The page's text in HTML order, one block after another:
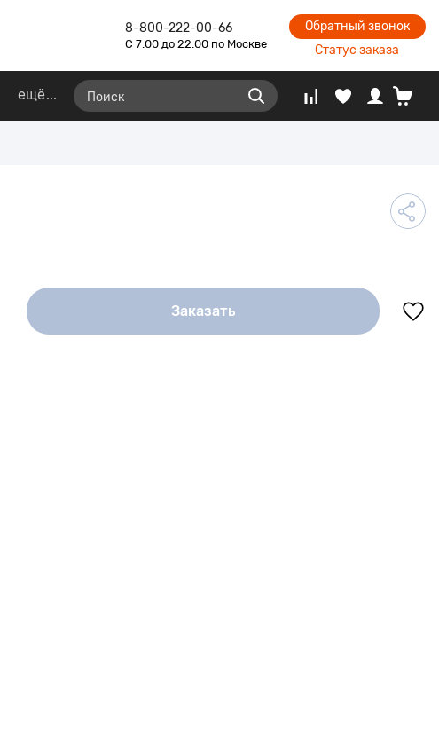
8-800-222-00-66
С 7:00 до 22:00 по Москве
Обратный звонок
Статус заказа
ещё
Заказать